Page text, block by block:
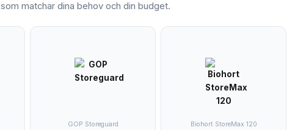
som matchar dina behov och din budget.
GOP Storeguard Biohort StoreMax 120